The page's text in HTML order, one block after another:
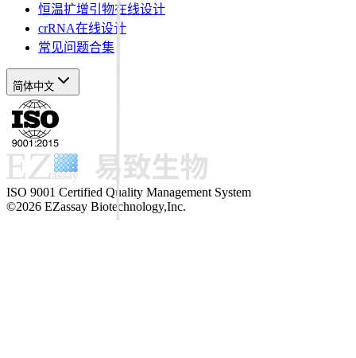
恒温扩增引物在线设计
crRNA在线设计
常见问题合集
简体中文
ISO 9001 Certified Quality Management System
©2026 EZassay Biotechnology,Inc.